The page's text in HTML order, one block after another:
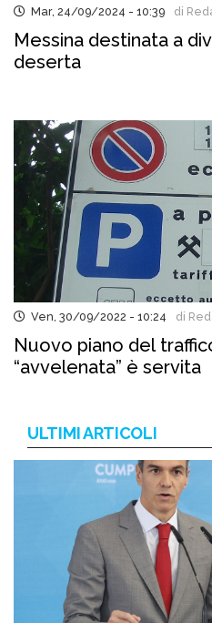
Mar, 24/09/2024 - 10:39 di
Messina destinata a
deserta
Ven, 30/09/2022 - 10:24 di
Nuovo piano del
“avvelenata” è servita
ULTIMI ARTICOLI